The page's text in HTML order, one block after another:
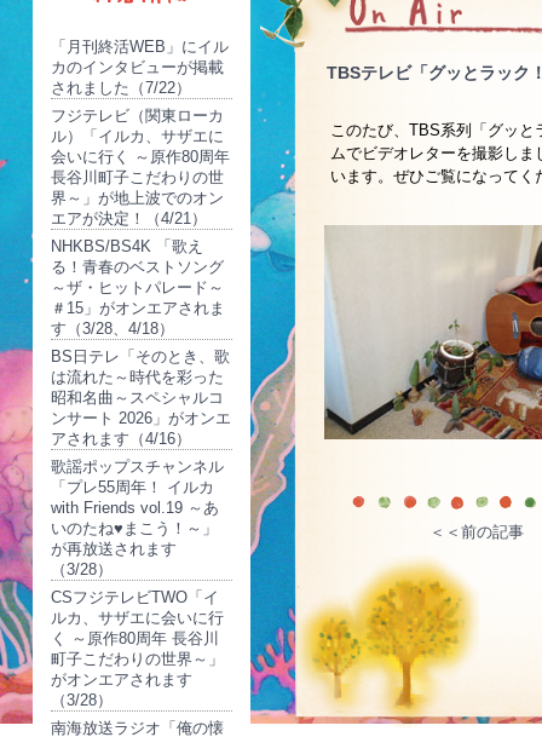
「月刊終活WEB」にイル
カのインタビューが掲載
されました（7/22）
フジテレビ（関東ローカ
ル）「イルカ、サザエに
会いに行く ～原作80周年
長谷川町子こだわりの世
界～」が地上波でのオン
エアが決定！（4/21）
NHKBS/BS4K 「歌え
る！青春のベストソング
～ザ・ヒットパレード～
＃15」がオンエアされま
す（3/28、4/18）
BS日テレ「そのとき、歌
は流れた～時代を彩った
昭和名曲～スペシャルコ
ンサート 2026」がオンエ
アされます（4/16）
歌謡ポップスチャンネル
「プレ55周年！ イルカ
with Friends vol.19 ～あ
いのたね♥まこう！～」
が再放送されます
（3/28）
CSフジテレビTWO「イ
ルカ、サザエに会いに行
く ～原作80周年 長谷川
町子こだわりの世界～」
がオンエアされます
（3/28）
南海放送ラジオ「俺の懐
TBSテレビ「グッとラック
このたび、TBS系列「グッ
ムでビデオレターを撮影し
います。ぜひご覧になってく
＜＜前の記事